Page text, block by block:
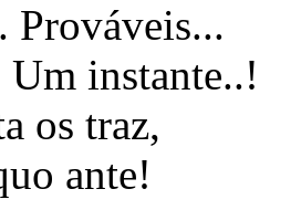
Prováveis...
instante..!
os traz,
ante!